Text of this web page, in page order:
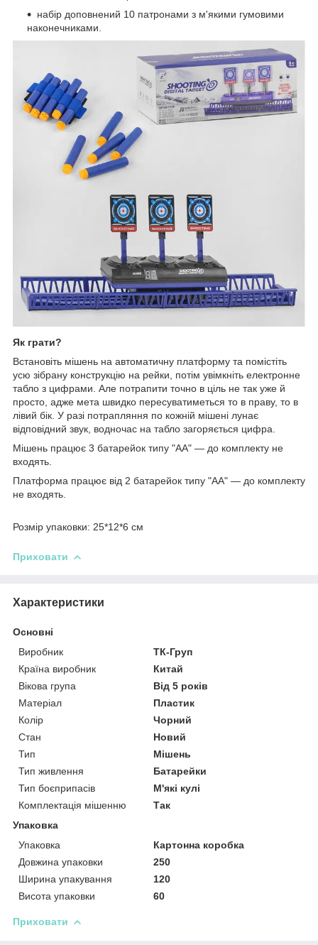
набір доповнений 10 патронами з м'якими гумовими
наконечниками.
Як грати?
Встановіть мішень на автоматичну платформу та помістіть
усю зібрану конструкцію на рейки, потім увімкніть електронне
табло з цифрами. Але потрапити точно в ціль не так уже й
просто, адже мета швидко пересуватиметься то в праву, то в
лівий бік. У разі потрапляння по кожній мішені лунає
відповідний звук, водночас на табло загоряється цифра.
Мішень працює 3 батарейок типу "АА" — до комплекту не
входять.
Платформа працює від 2 батарейок типу "АА" — до комплекту
не входять.
Розмір упаковки: 25*12*6 см
Приховати
Характеристики
Основні
Виробник
ТК-Груп
Країна виробник
Китай
Вікова група
Від 5 років
Матеріал
Пластик
Колір
Чорний
Стан
Новий
Тип
Мішень
Тип живлення
Батарейки
Тип боєприпасів
М'які кулі
Комплектація мішенню
Так
Упаковка
Упаковка
Картонна коробка
Довжина упаковки
250
Ширина упакування
120
Висота упаковки
60
Приховати